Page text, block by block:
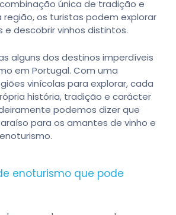
única de tradição e
região, os turistas podem explorar
e descobrir vinhos distintos.
alguns dos destinos imperdíveis
em Portugal. Com uma
vinícolas para explorar, cada
história, tradição e carácter
podemos dizer que
para os amantes de vinho e
enoturismo que pode